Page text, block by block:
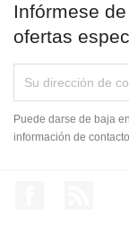
Infórmese
ofertas
Puede darse de baja
información de